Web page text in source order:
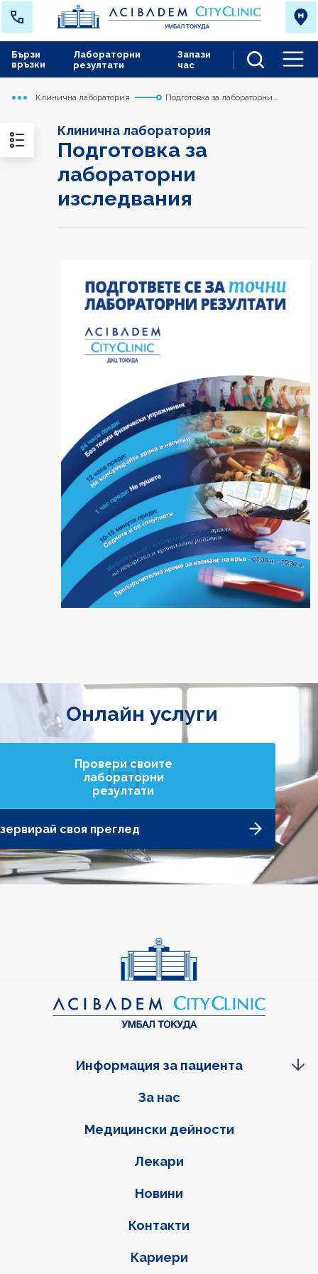
Лабораторни
резултати
Запази
час
Бързи
връзки
Начало
Токуда
Медицински дейности
Клинична лаборатория
Подготовка за лабораторни
Клинична лаборатория
Подготовка за
лабораторни
изследвания
Онлайн услуги
Провери своите
лабораторни
резултати
своя преглед
Фуутер навигация
За нас
Медицински дейности
Лекари
Новини
Контакти
Кариери
Информация за пациента